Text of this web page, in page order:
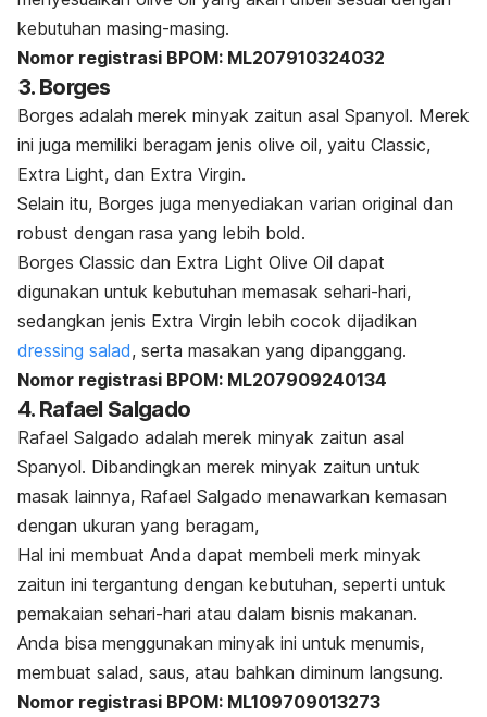
kebutuhan masing-masing.
Nomor registrasi BPOM: ML207910324032
3. Borges
Borges adalah merek minyak zaitun asal Spanyol. Merek
ini juga memiliki beragam jenis olive oil, yaitu Classic,
Extra Light, dan Extra Virgin.
Selain itu, Borges juga menyediakan varian original dan
robust dengan rasa yang lebih bold.
Borges Classic dan Extra Light Olive Oil dapat
digunakan untuk kebutuhan memasak sehari-hari,
sedangkan jenis Extra Virgin lebih cocok dijadikan
dressing salad, serta masakan yang dipanggang.
Nomor registrasi BPOM: ML207909240134
4. Rafael Salgado
Rafael Salgado adalah merek minyak zaitun asal
Spanyol. Dibandingkan merek minyak zaitun untuk
masak lainnya, Rafael Salgado menawarkan kemasan
dengan ukuran yang beragam,
Hal ini membuat Anda dapat membeli merk minyak
zaitun ini tergantung dengan kebutuhan, seperti untuk
pemakaian sehari-hari atau dalam bisnis makanan.
Anda bisa menggunakan minyak ini untuk menumis,
membuat salad, saus, atau bahkan diminum langsung.
Nomor registrasi BPOM: ML109709013273